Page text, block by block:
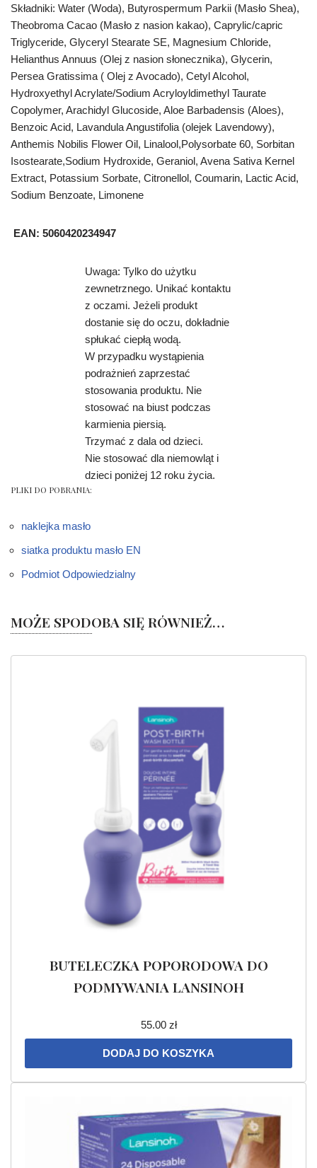
Składniki: Water (Woda), Butyrospermum Parkii (Masło Shea),
Theobroma Cacao (Masło z nasion kakao), Caprylic/capric
Triglyceride, Glyceryl Stearate SE, Magnesium Chloride,
Helianthus Annuus (Olej z nasion słonecznika), Glycerin,
Persea Gratissima ( Olej z Avocado), Cetyl Alcohol,
Hydroxyethyl Acrylate/Sodium Acryloyldimethyl Taurate
Copolymer, Arachidyl Glucoside, Aloe Barbadensis (Aloes),
Benzoic Acid, Lavandula Angustifolia (olejek Lavendowy),
Anthemis Nobilis Flower Oil, Linalool,Polysorbate 60, Sorbitan
Isostearate,Sodium Hydroxide, Geraniol, Avena Sativa Kernel
Extract, Potassium Sorbate, Citronellol, Coumarin, Lactic Acid,
Sodium Benzoate, Limonene
EAN: 5060420234947
Uwaga: Tylko do użytku
zewnetrznego. Unikać kontaktu
z oczami. Jeżeli produkt
dostanie się do oczu, dokładnie
spłukać ciepłą wodą.
W przypadku wystąpienia
podrażnień zaprzestać
stosowania produktu. Nie
stosować na biust podczas
karmienia piersią.
Trzymać z dala od dzieci.
Nie stosować dla niemowląt i
dzieci poniżej 12 roku życia.
PLIKI DO POBRANIA:
naklejka masło
siatka produktu masło EN
Podmiot Odpowiedzialny
MOŻE SPODOBA SIĘ RÓWNIEŻ…
BUTELECZKA POPORODOWA DO
PODMYWANIA LANSINOH
55.00 zł
DODAJ DO KOSZYKA